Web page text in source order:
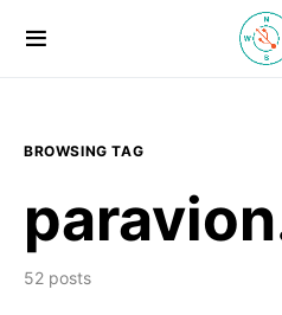
BROWSING TAG
52 posts